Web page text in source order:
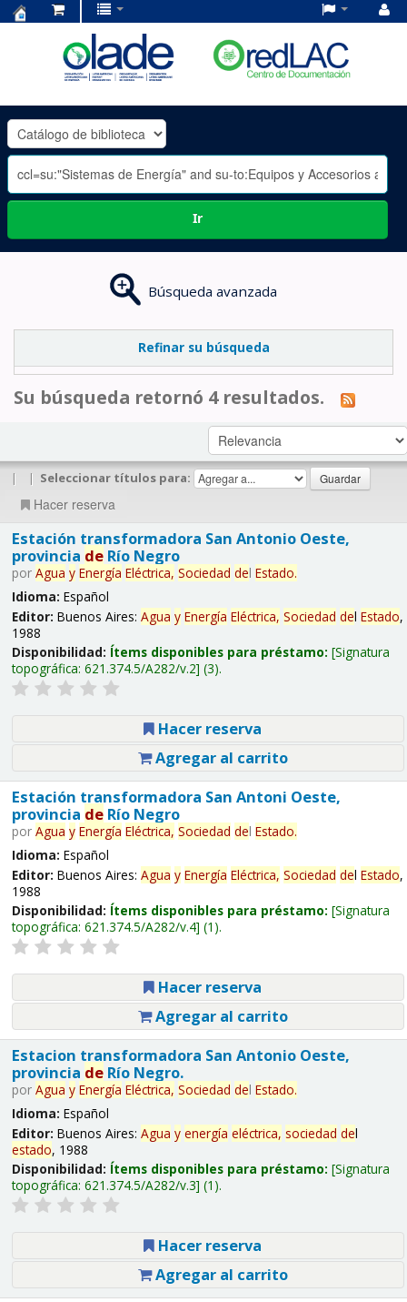
OLADE
-
Ir
Búsqueda avanzada
Refinar su búsqueda
Su búsqueda retornó 4 resultados.
| | Seleccionar títulos para:
Hacer reserva
Estación transformadora San Antonio Oeste,
provincia deRío Negro
por Agua y Energía Eléctrica, Sociedad del Estado.
Idioma: Español
Editor: Buenos Aires: Agua y Energía Eléctrica, Sociedad del Estado,
1988
Disponibilidad: Ítems disponibles para préstamo: Signatura
topográfica: 621.374.5/A282/v.2 (3).
Hacer reserva
Agregar al carrito
Estación transformadora San Antoni Oeste,
provincia deRío Negro
por Agua y Energía Eléctrica, Sociedad del Estado.
Idioma: Español
Editor: Buenos Aires: Agua y Energía Eléctrica, Sociedad del Estado,
1988
Disponibilidad: Ítems disponibles para préstamo: Signatura
topográfica: 621.374.5/A282/v.4 (1).
Hacer reserva
Agregar al carrito
Estacion transformadora San Antonio Oeste,
provincia deRío Negro.
por Agua y Energía Eléctrica, Sociedad del Estado.
Idioma: Español
Editor: Buenos Aires: Agua y energía eléctrica, sociedad del
estado, 1988
Disponibilidad: Ítems disponibles para préstamo: Signatura
topográfica: 621.374.5/A282/v.3 (1).
Hacer reserva
Agregar al carrito